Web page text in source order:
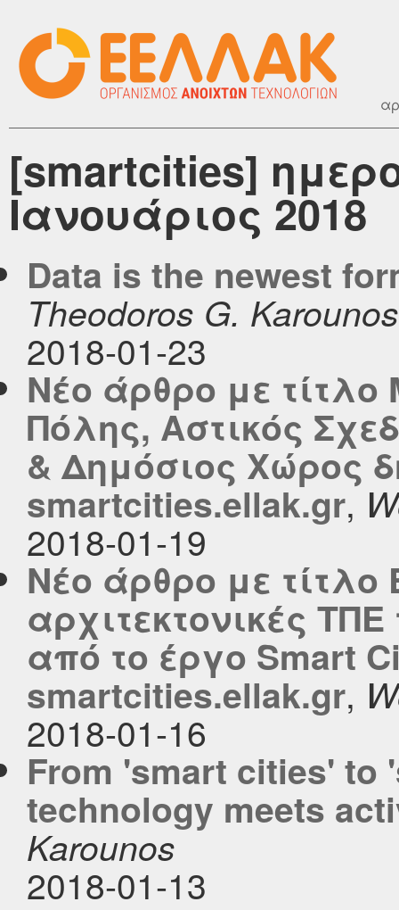
[smartcities]
Ιανουάριος 2018
Data is the newest
Theodoros G. Karounos
2018-01-23
Νέο άρθρο με
Πόλης, Αστικός
& Δημόσιος Χώρος
smartcities.ellak.gr,
2018-01-19
Νέο άρθρο με τίτλο
αρχιτεκτονικές
από το έργο Smart
smartcities.ellak.gr,
2018-01-16
From 'smart cities' to
technology meets
Karounos
2018-01-13